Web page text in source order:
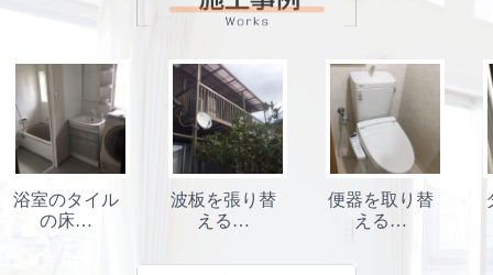
ル
波板を張り替
便器を取り替
タカラス